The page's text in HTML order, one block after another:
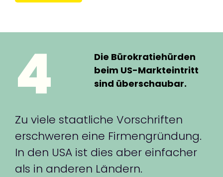
Die Bürokratiehürden
beim US-Markteintritt
sind überschaubar.
Zu viele staatliche Vorschriften
erschweren eine Firmengründung.
In den USA ist dies aber einfacher
als in anderen Ländern.
4